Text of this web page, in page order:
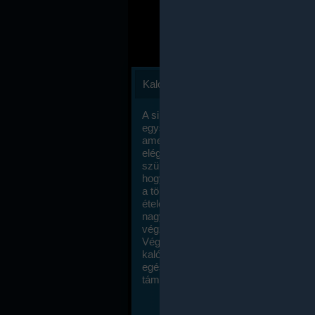
Kalóriaszámlálás
A sikeres fogyás titka valójában igen
egyszerű: égess több energiát, mint
amennyit beviszel. Természetesen
elég nagy fegyelemre és akaraterőre
szükség, de meglepődve fogod
hogy a kalóriaszámolás mennyire
a többi diétához képest. Itt nincsenek
ételek és a megengedett kalóriabevitelt
nagymértékben növelheted ha
végzel.
Végül, de nem utolsó sorban, a
kalóriaszámolás módszerét a legtöbb
egészségügyi szakorvos ajánlja és
támogatja.